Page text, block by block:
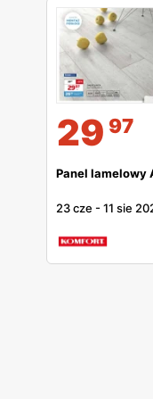
29 97
Panel lamelowy
23 cze -11 sie